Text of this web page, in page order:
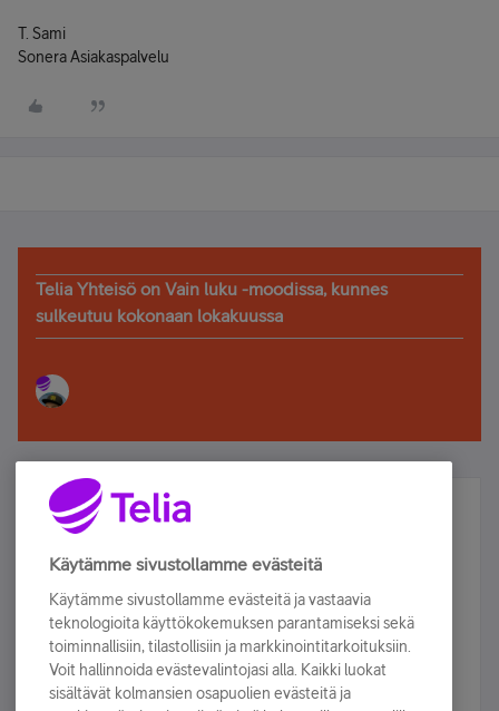
T. Sami
Sonera Asiakaspalvelu
Telia Yhteisö on Vain luku -moodissa, kunnes
sulkeutuu kokonaan lokakuussa
Älä jää paitsi – osallistu ja voita!
Tilaa Telian uutiskirje ja olet mukana arvonnassa.
sähköpostiisi.
Tilaa nyt
Käytämme sivustollamme evästeitä
Käytämme sivustollamme evästeitä ja vastaavia
teknologioita käyttökokemuksen parantamiseksi sekä
toiminnallisiin, tilastollisiin ja markkinointitarkoituksiin.
Voit hallinnoida evästevalintojasi alla. Kaikki luokat
sisältävät kolmansien osapuolien evästeitä ja